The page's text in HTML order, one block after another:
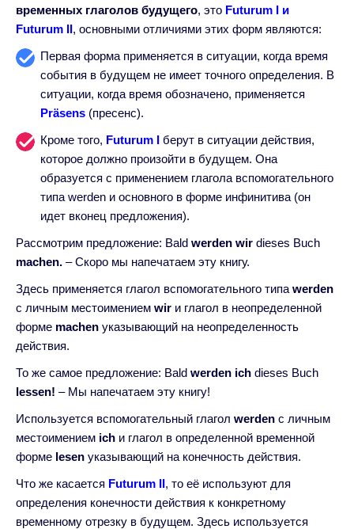
временных глаголов будущего, это Futurum I и
Futurum II, основными отличиями этих форм являются:
Первая форма применяется в ситуации, когда время
события в будущем не имеет точного определения. В
ситуации, когда время обозначено, применяется
Präsens (пресенс).
Кроме того, Futurum I берут в ситуации действия,
которое должно произойти в будущем. Она
образуется с применением глагола вспомогательного
типа werden и основного в форме инфинитива (он
идет вконец предложения).
Рассмотрим предложение: Bald werden wir dieses Buch
machen. – Скоро мы напечатаем эту книгу.
Здесь применяется глагол вспомогательного типа werden
с личным местоимением wir и глагол в неопределенной
форме machen указывающий на неопределенность
действия.
То же самое предложение: Bald werden ich dieses Buch
lessen! – Мы напечатаем эту книгу!
Используется вспомогательный глагол werden с личным
местоимением ich и глагол в определенной временной
форме lesen указывающий на конечность действия.
Что же касается Futurum II, то её используют для
определения конечности действия к конкретному
временному отрезку в будущем. Здесь используется